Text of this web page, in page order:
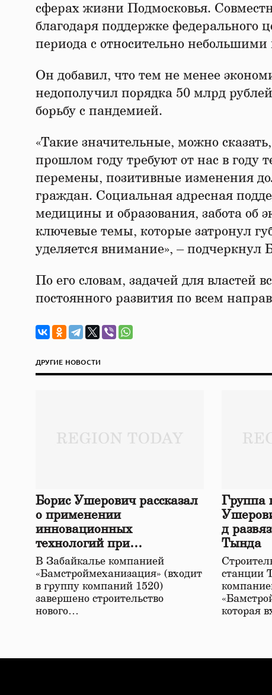
сферах жизни Подмосковья.
благодаря поддержке федерального
периода с относительно
Он добавил, что тем не менее
недополучил порядка 50 млрд
борьбу с пандемией.
«Такие значительные, можно
прошлом году требуют от нас в
перемены, позитивные изменения
граждан. Социальная адресная
медицины и образования, забота об
ключевые темы, которые затронул
уделяется внимание», – подчеркнул
По его словам, задачей для властей
постоянного развития по всем
ДРУГИЕ НОВОСТИ
Борис Ушерович рассказал
о применении
инновационных
технологий при
строительстве нового моста
в Забайкалье
В Забайкалье компанией
«Бамстроймеханизация» (входит
в группу компаний 1520)
завершено строительство
нового…
Группа
д
Тында
станции
которая